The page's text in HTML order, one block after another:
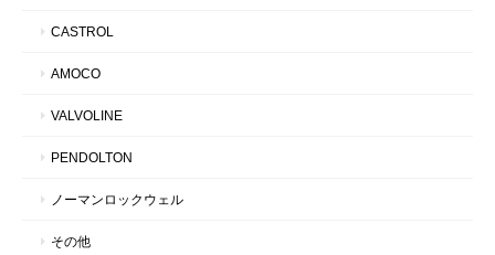
CASTROL
AMOCO
VALVOLINE
PENDOLTON
ノーマンロックウェル
その他